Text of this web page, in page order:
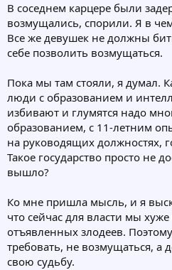
В соседнем карцере были
возмущались, спорили. Я в
Все же девушек не должны
себе позволить возмущаться.
Пока мы там стояли, я думал.
люди c образованием и
избивают и глумятся надо
образованием, с 11-летним
на руководящих должностях,
Такое государство просто не
вышло?
Ко мне пришла мысль, и я
что сейчас для власти мы
отъявленных злодеев.
требовать, не возмущаться, а
свою судьбу.